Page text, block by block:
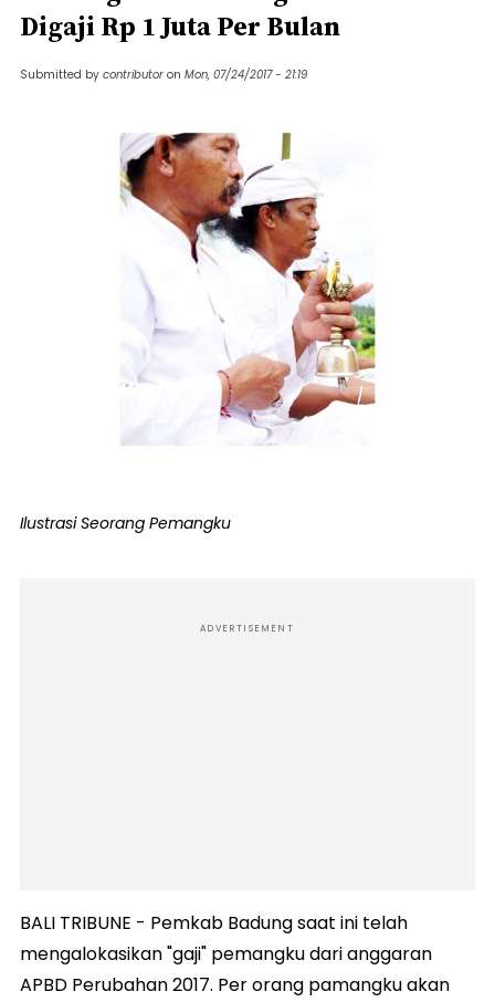
Digaji Rp 1 Juta Per Bulan
Submitted by contributor on Mon, 07/24/2017 - 21:19
Ilustrasi Seorang Pemangku
ADVERTISEMENT
BALI TRIBUNE - Pemkab Badung saat ini telah
mengalokasikan "gaji" pemangku dari anggaran
APBD Perubahan 2017. Per orang pamangku akan